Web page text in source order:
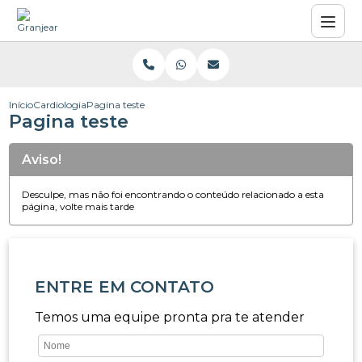
InícioCardiologiaPagina teste
Pagina teste
Aviso!
Desculpe, mas não foi encontrando o conteúdo relacionado a esta
página, volte mais tarde
ENTRE EM CONTATO
Temos uma equipe pronta pra te atender